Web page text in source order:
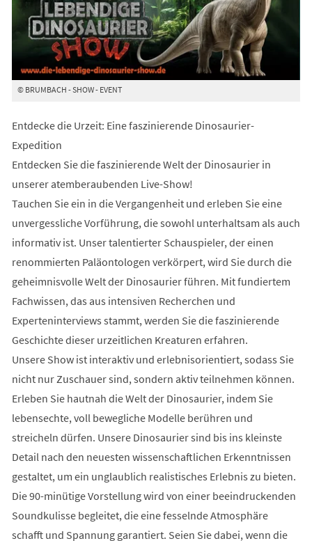
© BRUMBACH - SHOW - EVENT
Entdecke die Urzeit: Eine faszinierende Dinosaurier-
Expedition
Entdecken Sie die faszinierende Welt der Dinosaurier in
unserer atemberaubenden Live-Show!
Tauchen Sie ein in die Vergangenheit und erleben Sie eine
unvergessliche Vorführung, die sowohl unterhaltsam als auch
informativ ist. Unser talentierter Schauspieler, der einen
renommierten Paläontologen verkörpert, wird Sie durch die
geheimnisvolle Welt der Dinosaurier führen. Mit fundiertem
Fachwissen, das aus intensiven Recherchen und
Experteninterviews stammt, werden Sie die faszinierende
Geschichte dieser urzeitlichen Kreaturen erfahren.
Unsere Show ist interaktiv und erlebnisorientiert, sodass Sie
nicht nur Zuschauer sind, sondern aktiv teilnehmen können.
Erleben Sie hautnah die Welt der Dinosaurier, indem Sie
lebensechte, voll bewegliche Modelle berühren und
streicheln dürfen. Unsere Dinosaurier sind bis ins kleinste
Detail nach den neuesten wissenschaftlichen Erkenntnissen
gestaltet, um ein unglaublich realistisches Erlebnis zu bieten.
Die 90-minütige Vorstellung wird von einer beeindruckenden
Soundkulisse begleitet, die eine fesselnde Atmosphäre
schafft und Spannung garantiert. Seien Sie dabei, wenn die